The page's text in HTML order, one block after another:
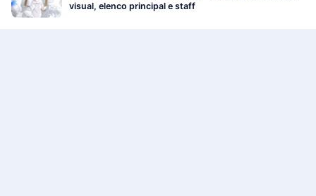
visual, elenco principal e staff